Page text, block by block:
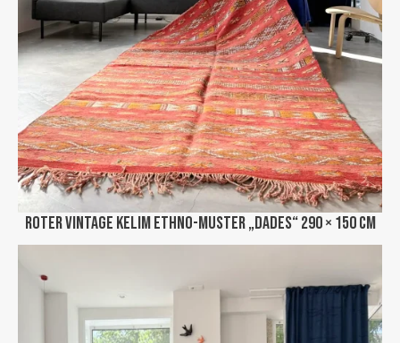
Roter Vintage Kelim Ethno-Muster „Dades“ 290 × 150 cm